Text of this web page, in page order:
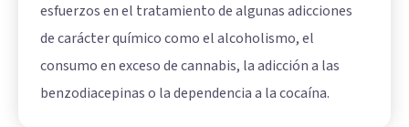
esfuerzos en el tratamiento de algunas adicciones
de carácter químico como el alcoholismo, el
consumo en exceso de cannabis, la adicción a las
benzodiacepinas o la dependencia a la cocaína.